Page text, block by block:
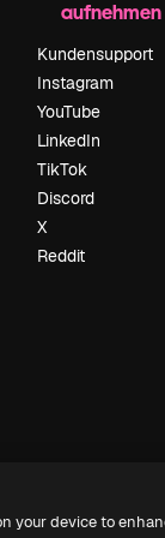
aufnehmen
Kundensupport
Instagram
YouTube
LinkedIn
TikTok
Discord
X
Reddit
your device to